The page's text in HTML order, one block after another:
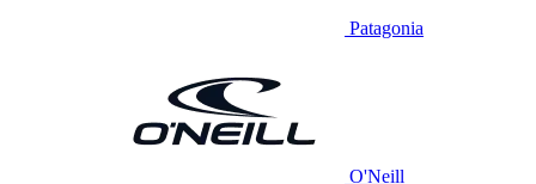
Patagonia
O'Neill